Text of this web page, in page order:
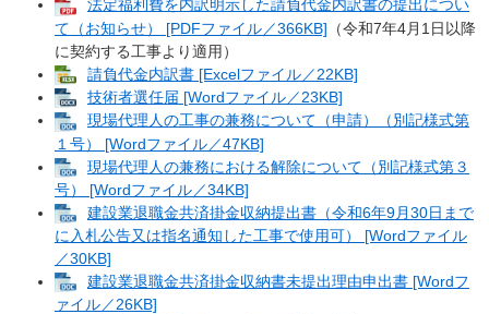
法定福利費を内訳明示した請負代金内訳書の提出につい
て（お知らせ） [PDFファイル／366KB] （令和7年4月1日以降
に契約する工事より適用）
請負代金内訳書 [Excelファイル／22KB]
技術者選任届 [Wordファイル／23KB]
現場代理人の工事の兼務について（申請）（別記様式第
１号） [Wordファイル／47KB]
現場代理人の兼務における解除について（別記様式第３
号） [Wordファイル／34KB]
建設業退職金共済掛金収納提出書（令和6年9月30日まで
に入札公告又は指名通知した工事で使用可） [Wordファイル
／30KB]
建設業退職金共済掛金収納書未提出理由申出書 [Wordフ
ァイル／26KB]